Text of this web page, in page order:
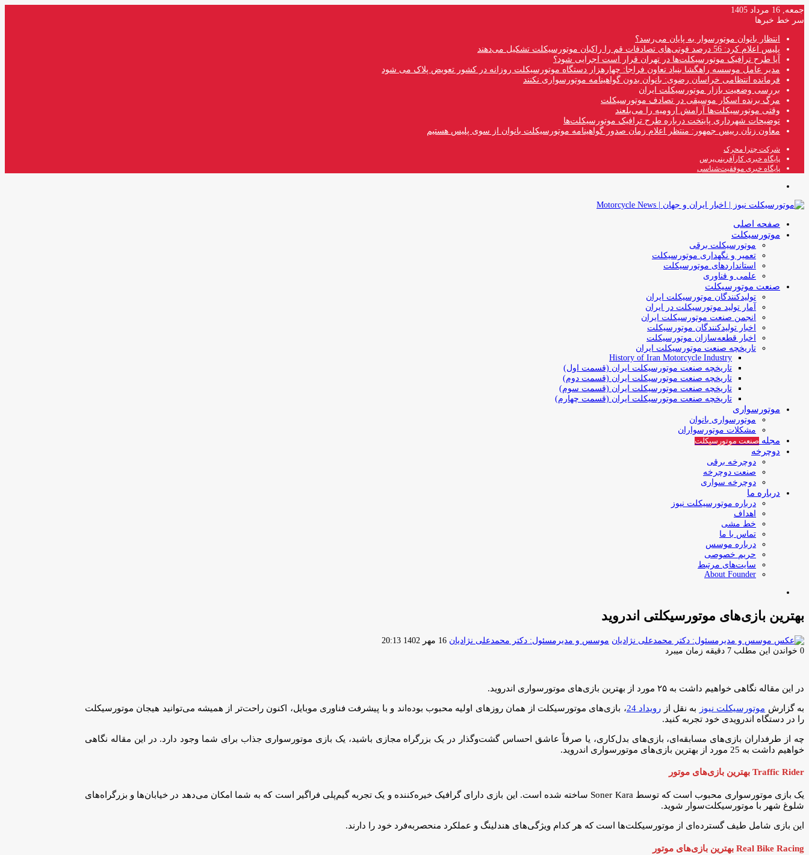
جمعه, 16 مرداد 1405
سر خط خبرها
انتظار بانوان موتورسوار به پایان می‌رسد؟
پلیس اعلام کرد: 56 درصد فوتی‌های تصادفات قم را راکبان موتورسیکلت تشکیل می‌دهند
آیا طرح ترافیک موتورسیکلت‌ها در تهران قرار است اجرایی شود؟
مدیر عامل موسسه راهگشا بنیاد تعاون فراجا: چهارهزار دستگاه موتورسیکلت روزانه در کشور تعویض پلاک می شود
فرمانده انتظامی خراسان رضوی: بانوان بدون گواهینامه موتورسواری نکنند
بررسی وضعیت بازار موتورسیکلت ایران
مرگ برنده اسکار موسیقی در تصادف موتورسیکلت
وقتی موتورسیکلت‌ها آرامش ارومیه را می‌بلعند
توضیحات شهرداری پایتخت درباره طرح ترافیک موتورسیکلت‌ها
معاون زنان رییس جمهور: منتظر اعلام زمان صدور گواهینامه موتورسیکلت بانوان از سوی پلیس هستیم
شرکت چترا محرک
پایگاه خبری کارآفرینی‌پرس
پایگاه خبری موفقیت‌شناسی
صفحه اصلی
موتورسیکلت
موتورسیکلت برقی
تعمیر و نگهداری موتورسیکلت
استانداردهای موتورسیکلت
علمی و فناوری
صنعت موتورسیکلت
تولیدکنندگان موتورسیکلت ایران
آمار تولید موتورسیکلت در ایران
انجمن صنعت موتورسیکلت ایران
اخبار تولیدکنندگان موتورسیکلت
اخبار قطعه‌سازان موتورسیکلت
تاریخچه صنعت موتورسیکلت ایران
History of Iran Motorcycle Industry
تاریخچه صنعت موتورسیکلت ایران (قسمت اول)
تاریخچه صنعت موتورسیکلت ایران (قسمت دوم)
تاریخچه صنعت موتورسیکلت ایران (قسمت سوم)
تاریخچه صنعت موتورسیکلت ایران (قسمت چهارم)
موتورسواری
موتورسواری بانوان
مشکلات موتورسواران
مجله صنعت موتورسیکلت
دوچرخه
دوچرخه برقی
صنعت دوچرخه
دوچرخه سواری
درباره ما
درباره موتورسیکلت نیوز
اهداف
خط مشی
تماس با ما
درباره موسس
حریم خصوصی
سایت‌های مرتبط
About Founder
بهترین بازی‌های موتورسیکلتی اندروید
موسس و مدیرمسئول: دکتر محمدعلی نژادیان ارسال
16 مهر 1402 20:13
0 خواندن این مطلب 7 دقیقه زمان میبرد
در این مقاله نگاهی خواهیم داشت به ۲۵ مورد از بهترین بازی‌های موتورسواری اندروید.
به گزارش موتورسیکلت نیوز به نقل از رویداد 24
، بازی‌های موتورسیکلت از همان روزهای اولیه محبوب بوده‌اند و با پیشرفت فناوری موبایل، اکنون راحت‌تر از همیشه می‌توانید هیجان موتورسیکلت
را در دستگاه اندرویدی خود تجربه کنید.
چه از طرفداران بازی‌های مسابقه‌ای، بازی‌های بدل‌کاری، یا صرفاً عاشق احساس گشت‌وگذار در یک بزرگراه مجازی باشید، یک بازی موتورسواری جذاب برای شما وجود دارد. در این مقاله نگاهی
خواهیم داشت به 25 مورد از بهترین بازی‌های موتورسواری اندروید.
Traffic Rider بهترین بازی‌های موتور
یک بازی موتورسواری محبوب است که توسط Soner Kara ساخته شده است. این بازی دارای گرافیک خیره‌کننده و یک تجربه گیم‌پلی فراگیر است که به شما امکان می‌دهد در خیابان‌ها و بزرگراه‌های
شلوغ شهر با موتورسیکلت‌سوار شوید.
این بازی شامل طیف گسترده‌ای از موتورسیکلت‌ها است که هر کدام ویژگی‌های هندلینگ و عملکرد منحصربه‌فرد خود را دارند.
Real Bike Racing بهترین بازی‌های موتور